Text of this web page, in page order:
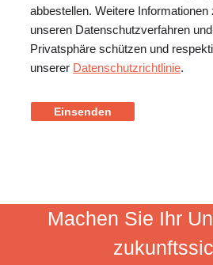
abbestellen. Weitere
unseren Datenschutzverfahren
Privatsphäre schützen und
unserer Datenschutzrichtlinie.
Einsenden
Machen Sie Ihr